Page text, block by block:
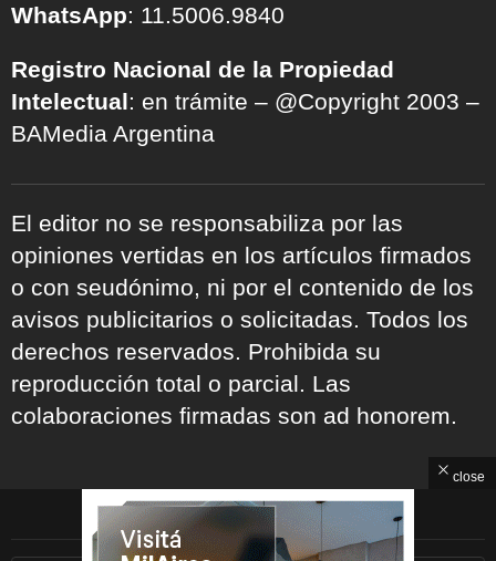
WhatsApp: 11.5006.9840
Registro Nacional de la Propiedad
Intelectual: en trámite – @Copyright 2003 –
BAMedia Argentina
El editor no se responsabiliza por las
opiniones vertidas en los artículos firmados
o con seudónimo, ni por el contenido de los
avisos publicitarios o solicitadas. Todos los
derechos reservados. Prohibida su
reproducción total o parcial. Las
colaboraciones firmadas son ad honorem.
ARCHIVOS
close